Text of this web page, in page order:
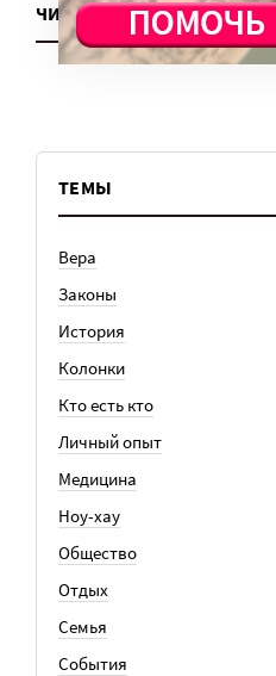
ЧИТАТЬ ЕЩЕ
ТЕМЫ
Вера
Законы
История
Колонки
Кто есть кто
Личный опыт
Медицина
Ноу-хау
Общество
Отдых
Семья
События